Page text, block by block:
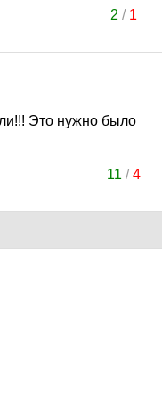
2 / 1
Это нужно было
11 /4